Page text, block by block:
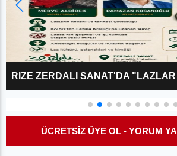
ÜCRETSİZ ÜYE OL - YORUM